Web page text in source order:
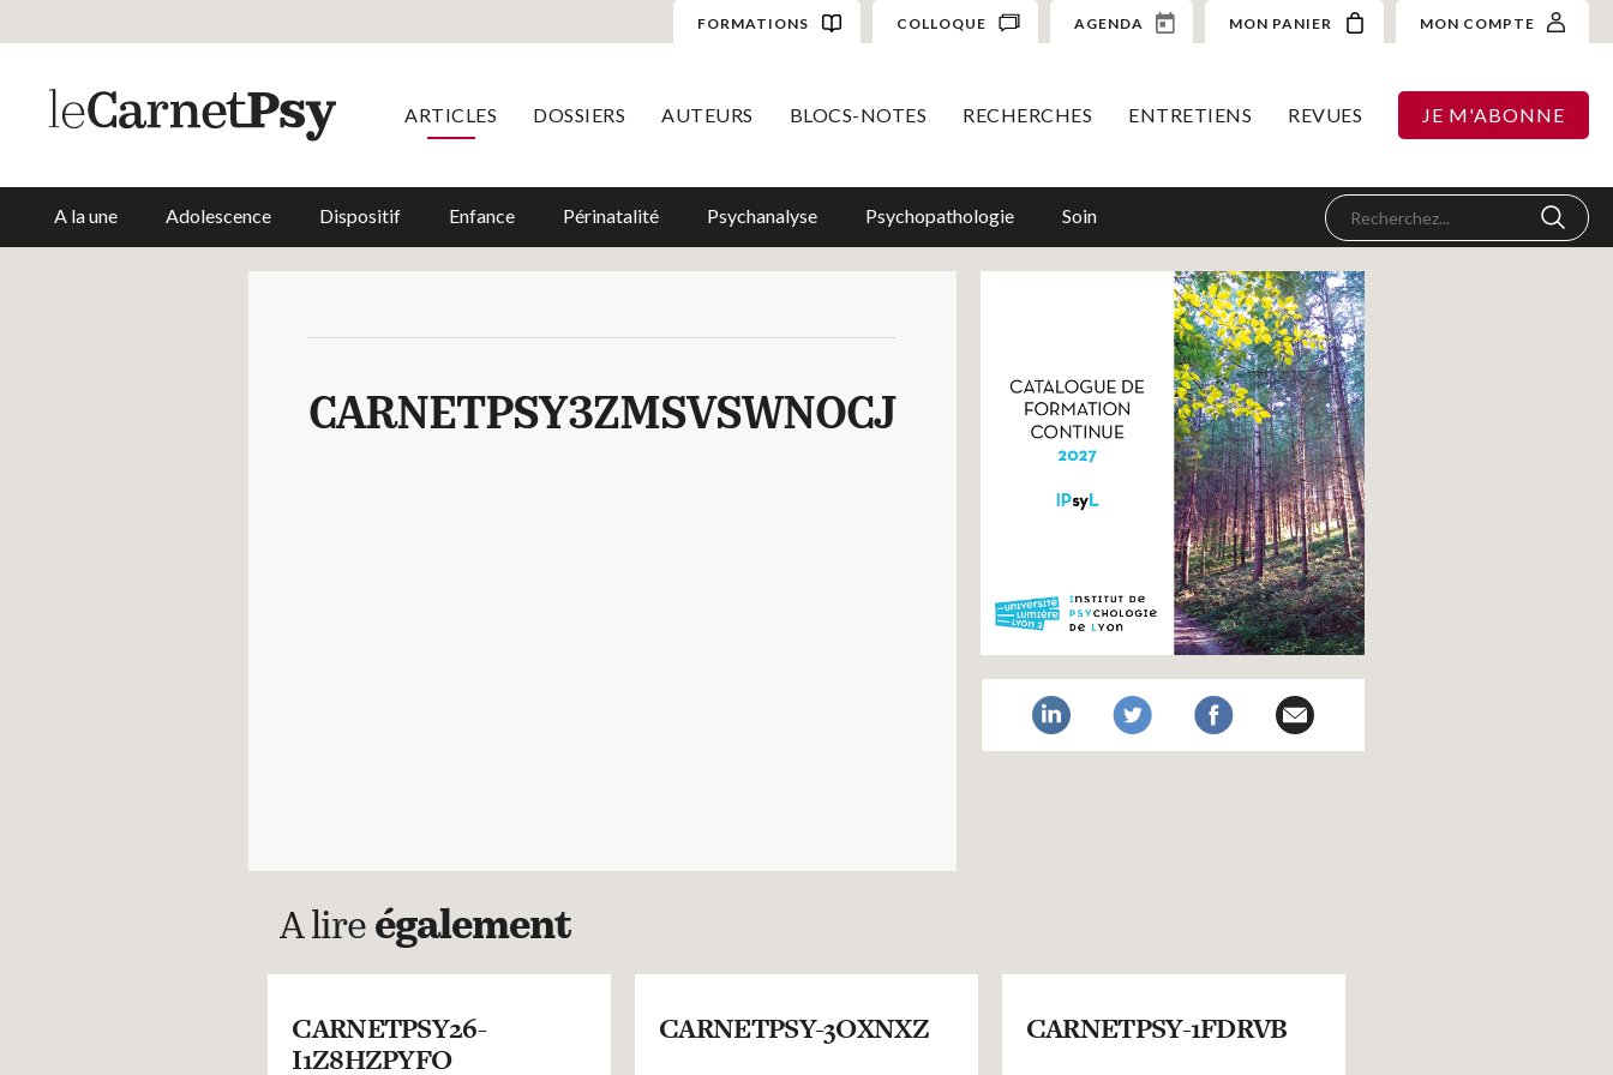
FORMATIONS COLLOQUE AGENDA MON PANIER MON COMPTE
ARTICLES DOSSIERS AUTEURS BLOCS-NOTES RECHERCHES ENTRETIENS REVUES JE M'ABONNE
A la une Adolescence Dispositif Enfance Périnatalité Psychanalyse Psychopathologie Soin
CARNETPSY3ZMSVSWNOCJ
A lire également
CARNETPSY26-
I1Z8HZPYFO
CARNETPSY-3OXNXZ CARNETPSY-1FDRVB